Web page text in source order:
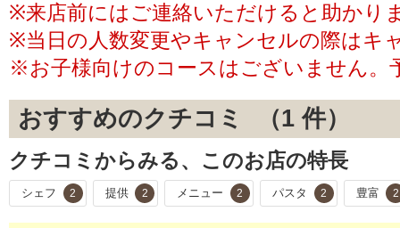
※来店前にはご連絡いただけると助かり
※当日の人数変更やキャンセルの際はキ
※お子様向けのコースはございません。
おすすめのクチコミ （1 件）
クチコミからみる、このお店の特長
シェフ 2 提供 2 メニュー 2 パスタ 2 豊富 2